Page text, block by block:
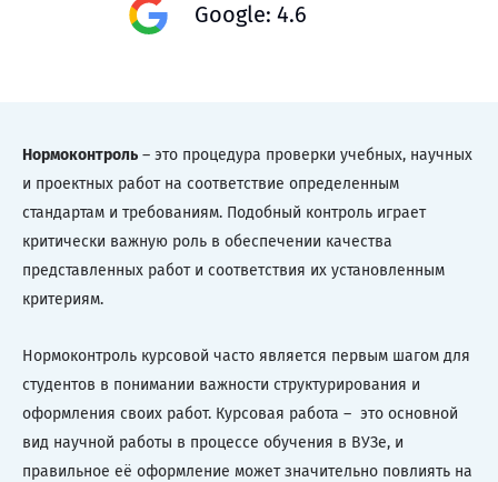
Google: 4.6
Нормоконтроль – это процедура проверки учебных, научных
и проектных работ на соответствие определенным
стандартам и требованиям. Подобный контроль играет
критически важную роль в обеспечении качества
представленных работ и соответствия их установленным
критериям.
Нормоконтроль курсовой часто является первым шагом для
студентов в понимании важности структурирования и
оформления своих работ. Курсовая работа – это основной
вид научной работы в процессе обучения в ВУЗе, и
правильное её оформление может значительно повлиять на